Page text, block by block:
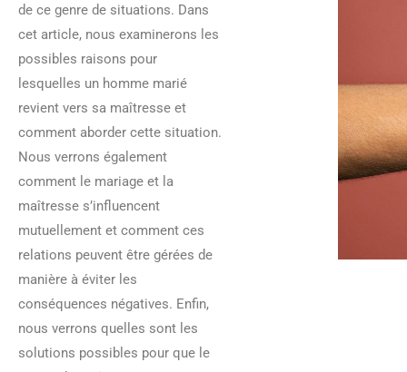
de ce genre de situations. Dans
cet article, nous examinerons les
possibles raisons pour
lesquelles un homme marié
revient vers sa maîtresse et
comment aborder cette situation.
Nous verrons également
comment le mariage et la
maîtresse s’influencent
mutuellement et comment ces
relations peuvent être gérées de
manière à éviter les
conséquences négatives. Enfin,
nous verrons quelles sont les
solutions possibles pour que le